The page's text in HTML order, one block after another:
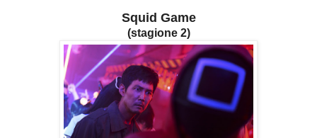
Squid Game
(stagione 2)